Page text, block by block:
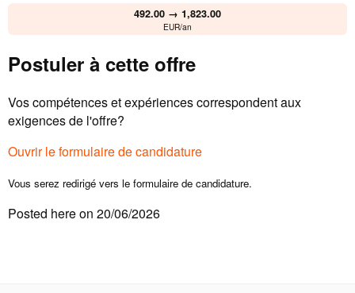
492.00 → 1,823.00
EUR/an
Postuler à cette offre
Vos compétences et expériences correspondent aux
exigences de l'offre?
Ouvrir le formulaire de candidature
Vous serez redirigé vers le formulaire de candidature.
Posted here on 20/06/2026